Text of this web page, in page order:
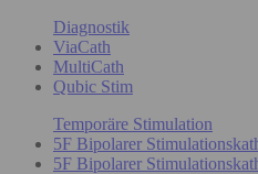
Diagnostik
ViaCath
MultiCath
Qubic Stim
Temporäre Stimulation
5F Bipolarer
5F Bipolarer